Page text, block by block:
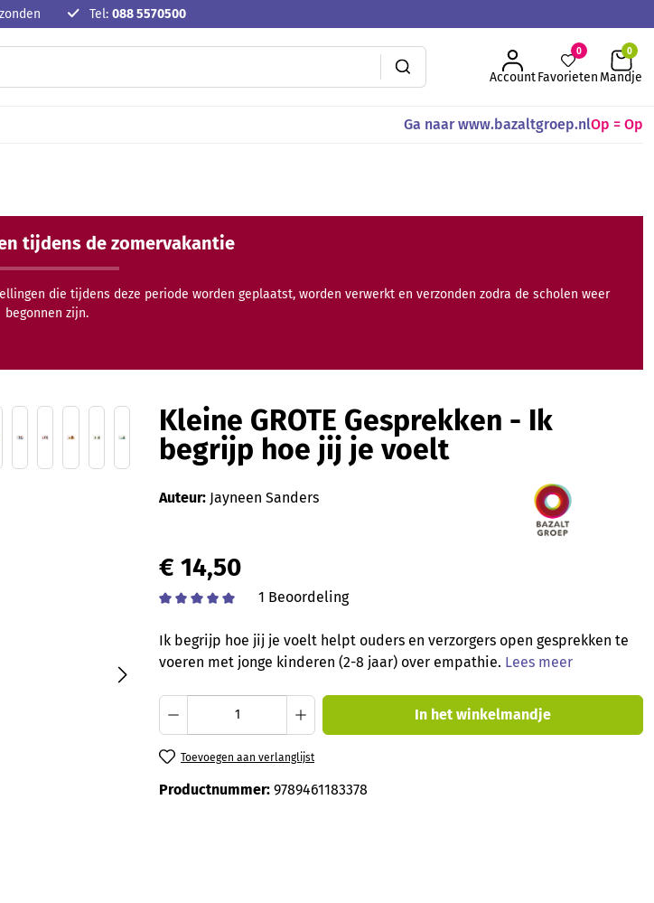
Tel:088 5570500
AccountFavorieten Mandje
0
Ga naar www.bazaltgroep.nlOp = Op
tijdens de zomervakantie
die tijdens deze periode worden geplaatst, worden verwerkt en verzonden zodra de scholen weer
begonnen zijn.
Kleine GROTE Gesprekken - Ik
begrijp hoe jij je voelt
Auteur: Jayneen Sanders
€ 14,50
1 Beoordeling
Ik begrijp hoe jij je voelt helpt ouders en verzorgers open gesprekken te
voeren met jonge kinderen (2-8 jaar) over empathie. Lees meer
Producthoeveelheid: Voer de gewenste
In het winkelmandje
Toevoegen aan verlanglijst
Productnummer: 9789461183378